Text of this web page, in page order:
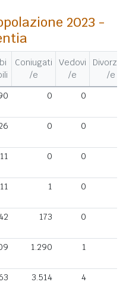
2023 -
Coniugati
/e
Vedovi
/e
/e
0 0
0 0
0 0
1 0
173 0
1.290 1
3.514 4